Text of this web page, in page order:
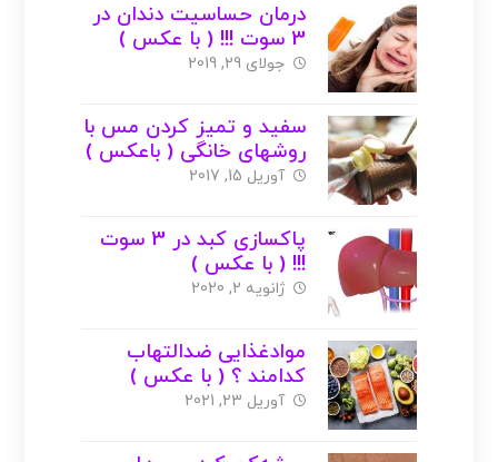
درمان حساسیت دندان در
3 سوت !!! ( با عکس )
جولای 29, 2019
سفید و تمیز کردن مس با
روشهای خانگی ( باعکس )
آوریل 15, 2017
پاکسازی کبد در 3 سوت
!!! ( با عکس )
ژانویه 2, 2020
موادغذایی ضدالتهاب
کدامند ؟ ( با عکس )
آوریل 23, 2021